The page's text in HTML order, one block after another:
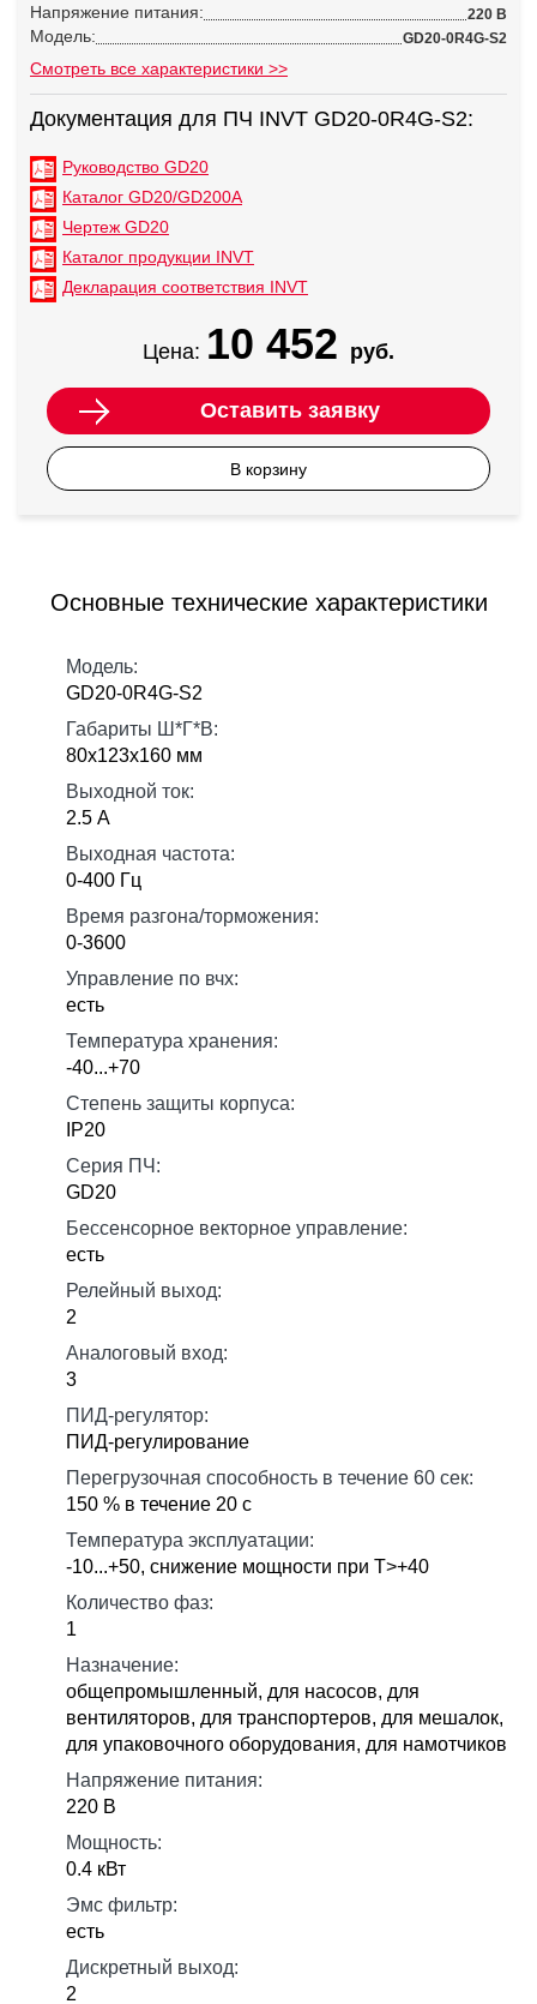
Напряжение питания: 220 В
Модель: GD20-0R4G-S2
Смотреть все характеристики >>
Документация для ПЧ INVT GD20-0R4G-S2:
Руководство GD20
Каталог GD20/GD200A
Чертеж GD20
Каталог продукции INVT
Декларация соответствия INVT
Цена: 10 452 руб.
Оставить заявку
В корзину
Основные технические характеристики
Модель:
GD20-0R4G-S2
Габариты Ш*Г*В:
80х123х160 мм
Выходной ток:
2.5 А
Выходная частота:
0-400 Гц
Время разгона/торможения:
0-3600
Управление по вчх:
есть
Температура хранения:
-40...+70
Степень защиты корпуса:
IP20
Серия ПЧ:
GD20
Бессенсорное векторное управление:
есть
Релейный выход:
2
Аналоговый вход:
3
ПИД-регулятор:
ПИД-регулирование
Перегрузочная способность в течение 60 сек:
150 % в течение 20 с
Температура эксплуатации:
-10...+50, снижение мощности при Т>+40
Количество фаз:
1
Назначение:
общепромышленный, для насосов, для
вентиляторов, для транспортеров, для мешалок,
для упаковочного оборудования, для намотчиков
Напряжение питания:
220 В
Мощность:
0.4 кВт
Эмс фильтр:
есть
Дискретный выход:
2